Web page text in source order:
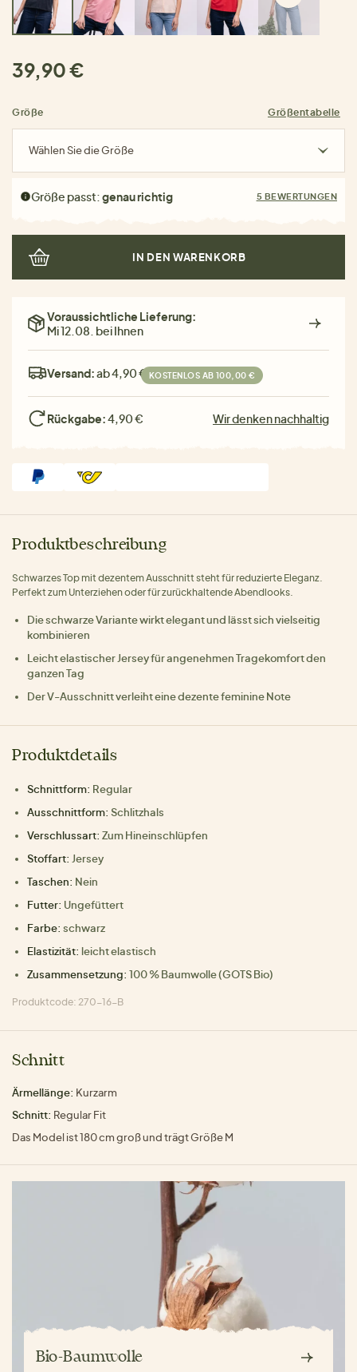
39,90 €
Größe Größentabelle
Wählen Sie die Größe
Größe passt:genau richtig 5 BEWERTUNGEN
IN DEN WARENKORB
Voraussichtliche Lieferung:
Mi 12.08. bei Ihnen
Versand:ab 4,90 € KOSTENLOS AB 100,00 €
Rückgabe:4,90 € Wir denken nachhaltig
Produktbeschreibung
Schwarzes Top mit dezentem Ausschnitt steht für reduzierte Eleganz.
Perfekt zum Unterziehen oder für zurückhaltende Abendlooks.
Die schwarze Variante wirkt elegant und lässt sich vielseitig
kombinieren
Leicht elastischer Jersey für angenehmen Tragekomfort den
ganzen Tag
Der V-Ausschnitt verleiht eine dezente feminine Note
Produktdetails
Schnittform: Regular
Ausschnittform: Schlitzhals
Verschlussart: Zum Hineinschlüpfen
Stoffart: Jersey
Taschen: Nein
Futter: Ungefüttert
Farbe: schwarz
Elastizität: leicht elastisch
Zusammensetzung: 100 % Baumwolle (GOTS Bio)
Produktcode: 270-16-B
Schnitt
Ärmellänge: Kurzarm
Schnitt: Regular Fit
Das Model ist 180 cm groß und trägt Größe M
Bio-Baumwolle